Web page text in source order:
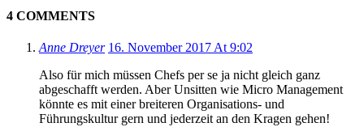
4 COMMENTS
Anne Dreyer 16. November 2017 At 9:02
Also für mich müssen Chefs per se ja nicht gleich ganz
abgeschafft werden. Aber Unsitten wie Micro Management
könnte es mit einer breiteren Organisations- und
Führungskultur gern und jederzeit an den Kragen gehen!